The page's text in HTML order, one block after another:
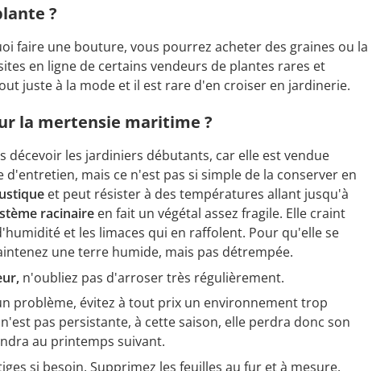
?
faire une bouture, vous pourrez acheter des graines ou la
en ligne de certains vendeurs de plantes rares et
juste à la mode et il est rare d'en croiser en jardinerie.
la mertensie maritime ?
décevoir les jardiniers débutants, car elle est vendue
d'entretien, mais ce n'est pas si simple de la conserver en
et peut résister à des températures allant jusqu'à
racinaire en fait un végétal assez fragile. Elle craint
et les limaces qui en raffolent. Pour qu'elle se
une terre humide, mais pas détrempée.
n'oubliez pas d'arroser très régulièrement.
problème, évitez à tout prix un environnement trop
pas persistante, à cette saison, elle perdra donc son
au printemps suivant.
si besoin. Supprimez les feuilles au fur et à mesure.